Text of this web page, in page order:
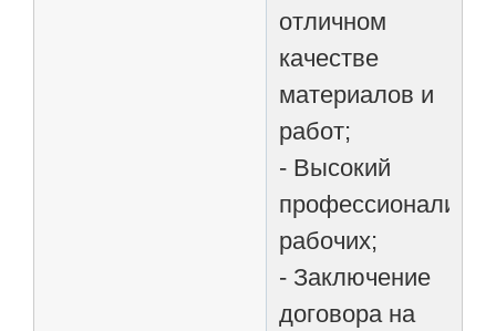
отличном
качестве
материалов и
работ;
- Высокий
профессионализм
рабочих;
- Заключение
договора на